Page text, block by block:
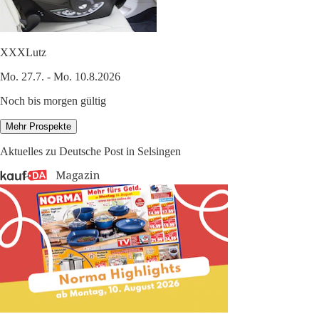
XXXLutz
Mo. 27.7. - Mo. 10.8.2026
Noch bis morgen gültig
Mehr Prospekte
Aktuelles zu Deutsche Post in Selsingen